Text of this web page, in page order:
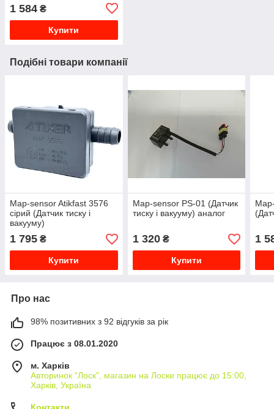
1 584 ₴
Купити
Подібні товари компанії
Map-sensor Atikfast 3576
сірий (Датчик тиску і
вакууму)
1 795 ₴
Купити
Map-sensor PS-01 (Датчик
тиску і вакууму) аналог
1 320₴
Купити
1
Про нас
98% позитивних з 92 відгуків за рік
Працює з 08.01.2020
м. Харків
Авторинок "Лоск", магазин на Лоске працює до 15:00,
Харків, Україна